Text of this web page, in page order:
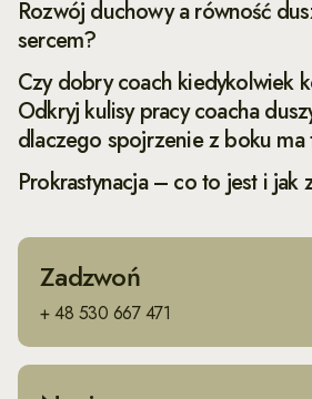
Rozwój duchowy a równość
sercem?
Czy dobry coach kiedykolwiek
Odkryj kulisy pracy coacha
dlaczego spojrzenie z boku ma
Prokrastynacja – co to jest i jak
Zadzwoń
+ 48 530 667 471